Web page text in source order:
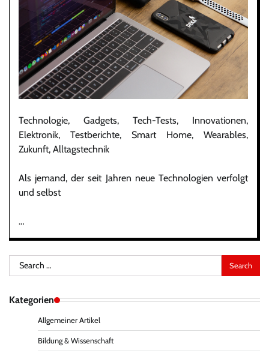
Technologie, Gadgets, Tech-Tests, Innovationen,
Elektronik, Testberichte, Smart Home, Wearables,
Zukunft, Alltagstechnik
Als jemand, der seit Jahren neue Technologien verfolgt
und selbst
…
Search
for:
Kategorien
Allgemeiner Artikel
Bildung & Wissenschaft